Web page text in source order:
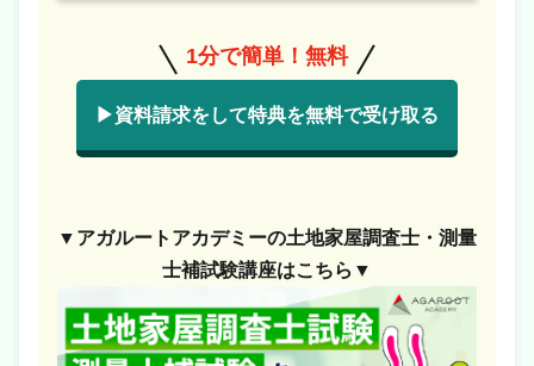
1分で簡単！無料
▶資料請求をして特典を無料で受け取る
▼アガルートアカデミーの土地家屋調査士・測量
士補試験講座はこちら▼